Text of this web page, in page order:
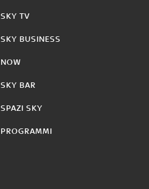
SKY TV
SKY BUSINESS
NOW
SKY BAR
SPAZI SKY
PROGRAMMI